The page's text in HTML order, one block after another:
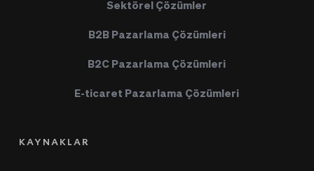
Sektörel Çözümler
B2B Pazarlama Çözümleri
B2C Pazarlama Çözümleri
E-ticaret Pazarlama Çözümleri
KAYNAKLAR